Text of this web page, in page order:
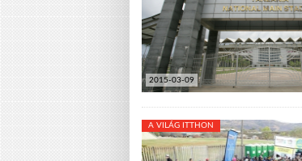
2015-03-09
A VILÁG ITTHON